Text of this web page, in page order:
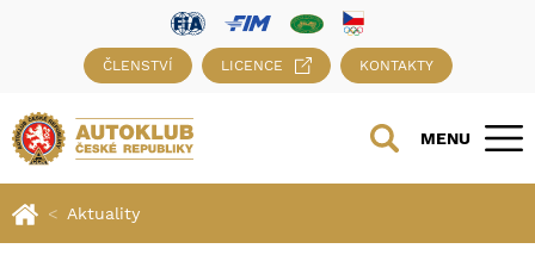
ČLENSTVÍ LICENCE KONTAKTY
MENU
Aktuality